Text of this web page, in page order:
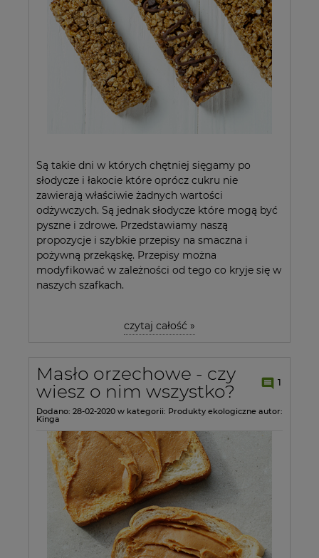
Są takie dni w których chętniej sięgamy po
słodycze i łakocie które oprócz cukru nie
zawierają właściwie żadnych wartości
odżywczych. Są jednak słodycze które mogą być
pyszne i zdrowe. Przedstawiamy naszą
propozycje i szybkie przepisy na smaczna i
pożywną przekąskę. Przepisy można
modyfikować w zależności od tego co kryje się w
naszych szafkach.
czytaj całość »
Masło orzechowe - czy
wiesz o nim wszystko?
1
Dodano: 28-02-2020 w kategorii: Produkty ekologiczne autor:
Kinga